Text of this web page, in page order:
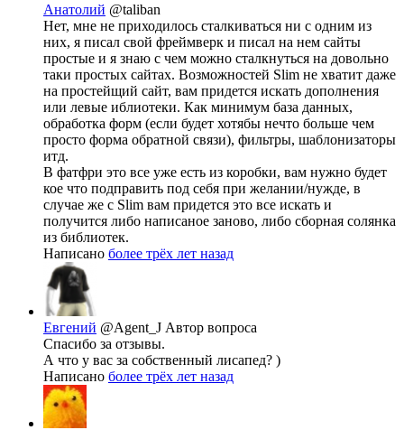
Анатолий @taliban
Нет, мне не приходилось сталкиваться ни с одним из
них, я писал свой фреймверк и писал на нем сайты
простые и я знаю с чем можно сталкнуться на довольно
таки простых сайтах. Возможностей Slim не хватит даже
на простейщий сайт, вам придется искать дополнения
или левые иблиотеки. Как минимум база данных,
обработка форм (если будет хотябы нечто больше чем
просто форма обратной связи), фильтры, шаблонизаторы
итд.
В фатфри это все уже есть из коробки, вам нужно будет
кое что подправить под себя при желании/нужде, в
случае же с Slim вам придется это все искать и
получится либо написаное заново, либо сборная солянка
из библиотек.
Написано более трёх лет назад
Евгений @Agent_J Автор вопроса
Спасибо за отзывы.
А что у вас за собственный лисапед? )
Написано более трёх лет назад